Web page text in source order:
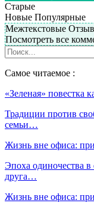
Старые
Новые Популярные
Межтекстовые
Посмотреть все
Самое читаемое :
«Зеленая» повестка
Традиции против
семьи…
Жизнь вне офиса:
Эпоха одиночества в
друга…
Жизнь вне офиса: